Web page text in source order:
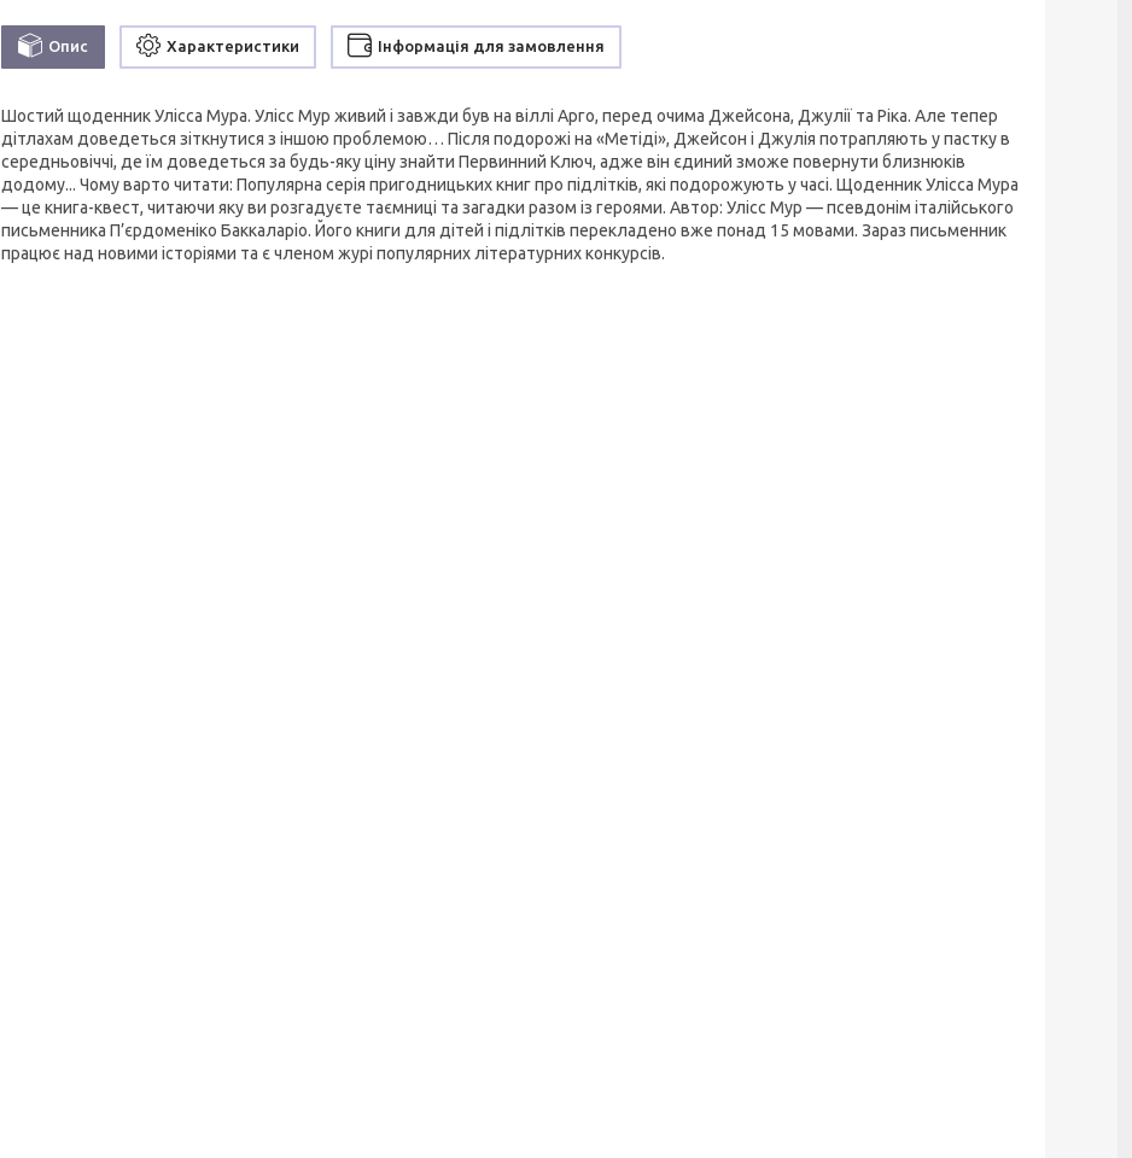
Опис Характеристики Інформація для замовлення
Шостий щоденник Улісса Мура. Улісс Мур живий і завжди був на віллі Арго, перед очима Джейсона, Джулії та Ріка. Але тепер
дітлахам доведеться зіткнутися з іншою проблемою… Після подорожі на «Метіді», Джейсон і Джулія потрапляють у пастку в
середньовіччі, де їм доведеться за будь-яку ціну знайти Первинний Ключ, адже він єдиний зможе повернути близнюків
додому... Чому варто читати: Популярна серія пригодницьких книг про підлітків, які подорожують у часі. Щоденник Улісса Мура
— це книга-квест, читаючи яку ви розгадуєте таємниці та загадки разом із героями. Автор: Улісс Мур — псевдонім італійського
письменника П’єрдоменіко Баккаларіо. Його книги для дітей і підлітків перекладено вже понад 15 мовами. Зараз письменник
працює над новими історіями та є членом журі популярних літературних конкурсів.